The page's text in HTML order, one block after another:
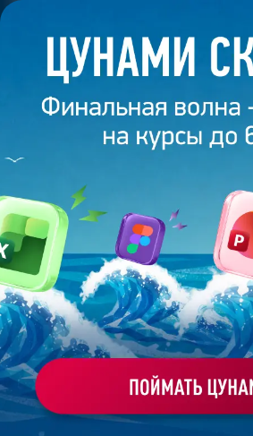
Главная /Банк слайдов /
ПРЕЗЕНТАЦИЯ 288 -
ГУЗОВА
Моё избранное
Работа
студента
ХОЧУ